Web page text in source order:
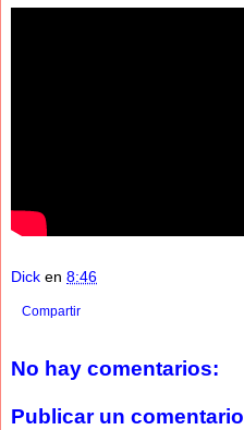
Dick en 8:46
Compartir
No hay comentarios:
Publicar un comentario